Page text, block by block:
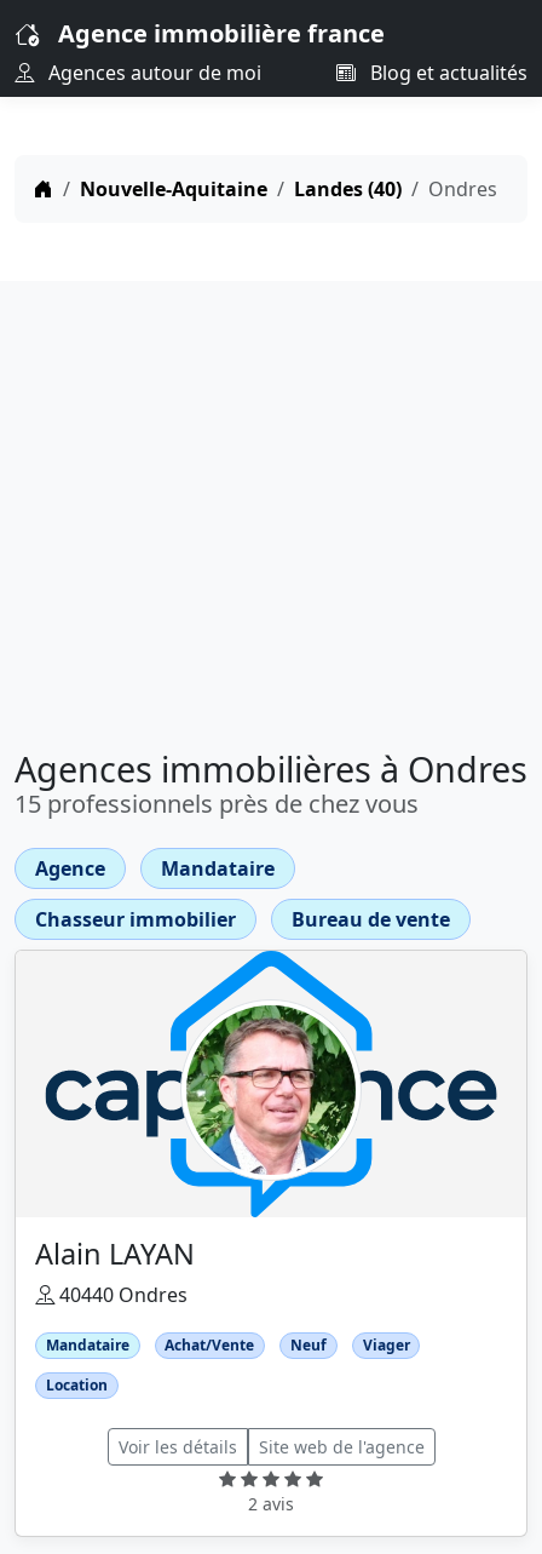
Agence immobilière france
Agences autour de moi Blog et actualités
Nouvelle-Aquitaine Landes (40) Ondres
Agences immobilières à Ondres
15 professionnels près de chez vous
Agence
Mandataire
Chasseur immobilier
Bureau de vente
Alain LAYAN
40440 Ondres
Mandataire Achat/Vente Neuf
Viager
Location
Voir les détails Site web de l'agence
2 avis